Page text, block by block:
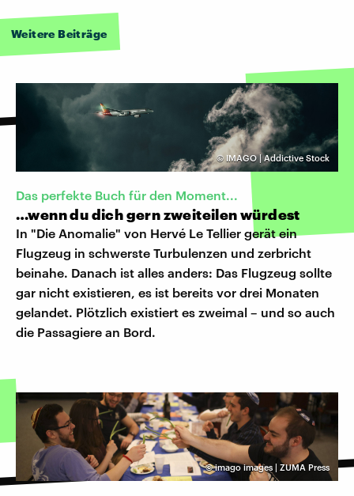
Weitere Beiträge
© IMAGO | Addictive Stock
Das perfekte Buch für den Moment...
…wenn du dich gern zweiteilen würdest
In "Die Anomalie" von Hervé Le Tellier gerät ein
Flugzeug in schwerste Turbulenzen und zerbricht
beinahe. Danach ist alles anders: Das Flugzeug sollte
gar nicht existieren, es ist bereits vor drei Monaten
gelandet. Plötzlich existiert es zweimal – und so auch
die Passagiere an Bord.
©imago images | ZUMA Press